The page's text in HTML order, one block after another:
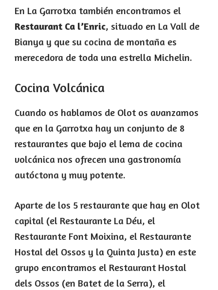
En La Garrotxa también encontramos el
Restaurant Ca l’Enric, situado en La Vall de
Bianya y que su cocina de montaña es
merecedora de toda una estrella Michelin.
Cocina Volcánica
Cuando os hablamos de Olot os avanzamos
que en la Garrotxa hay un conjunto de 8
restaurantes que bajo el lema de cocina
volcánica nos ofrecen una gastronomía
autóctona y muy potente.
Aparte de los 5 restaurante que hay en Olot
capital (el Restaurante La Déu, el
Restaurante Font Moixina, el Restaurante
Hostal del Ossos y la Quinta Justa) en este
grupo encontramos el Restaurant Hostal
dels Ossos (en Batet de la Serra), el